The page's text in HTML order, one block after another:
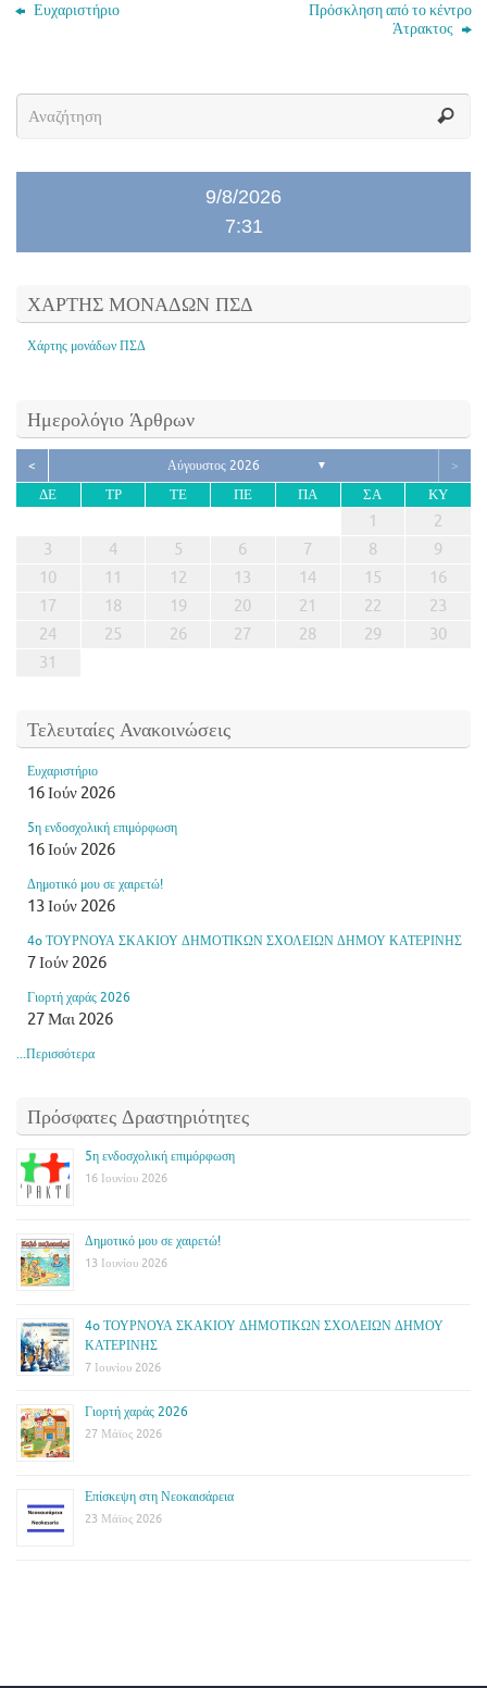
Ευχαριστήριο
Πρόσκληση από το κέντρο
Άτρακτος
9/8/2026
7:31
ΧΑΡΤΗΣ ΜΟΝΑΔΩΝ ΠΣΔ
Χάρτης μονάδων ΠΣΔ
Ημερολόγιο Άρθρων
< Αύγουστος 2026 ▼
>
ΔΕ
ΤΡ ΤΕ ΠΕ ΠΑ ΣΑ ΚΥ
1
2
3
4 5 6 7 8
9
10
11 12 13 14 15
16
17
18 19 20 21 22
23
24
25 26 27 28 29
30
31
Τελευταίες Ανακοινώσεις
Ευχαριστήριο
16 Ιούν 2026
5η ενδοσχολική επιμόρφωση
16 Ιούν 2026
Δημοτικό μου σε χαιρετώ!
13 Ιούν 2026
4o ΤΟΥΡΝΟΥΑ ΣΚΑΚΙΟΥ ΔΗΜΟΤΙΚΩΝ ΣΧΟΛΕΙΩΝ ΔΗΜΟΥ ΚΑΤΕΡΙΝΗΣ
7 Ιούν 2026
Γιορτή χαράς 2026
27 Μαι 2026
...Περισσότερα
Πρόσφατες Δραστηριότητες
5η ενδοσχολική επιμόρφωση
16 Ιουνίου 2026
Δημοτικό μου σε χαιρετώ!
13 Ιουνίου 2026
4o ΤΟΥΡΝΟΥΑ ΣΚΑΚΙΟΥ ΔΗΜΟΤΙΚΩΝ ΣΧΟΛΕΙΩΝ ΔΗΜΟΥ
ΚΑΤΕΡΙΝΗΣ
7 Ιουνίου 2026
Γιορτή χαράς 2026
27 Μάϊος 2026
Επίσκεψη στη Νεοκαισάρεια
23 Μάϊος 2026